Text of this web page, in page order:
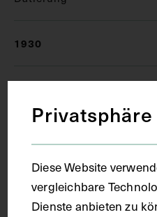
1930
Material
Privatsphäre
Diese Website
vergleichbare
Dienste anbieten zu